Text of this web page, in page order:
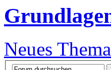
Neues